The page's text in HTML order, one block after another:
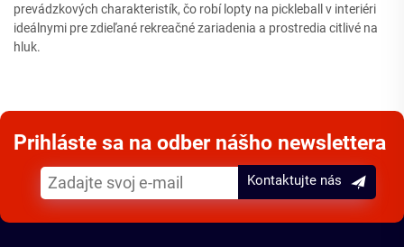
prevádzkových charakteristík, čo robí lopty na pickleball v interiéri
ideálnymi pre zdieľané rekreačné zariadenia a prostredia citlivé na
hluk.
Prihláste sa na odber nášho newslettera
Kontaktujte nás